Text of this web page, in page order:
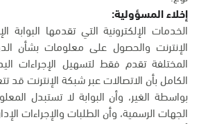
إخلاء المسؤولية:
الخدمات الإلكترونية التي تقدمها البوابة
الإنترنت والحصول على معلومات بشأن
المختلفة تقدم فقط لتسهيل الإجراءات
الكامل بأن الاتصالات عبر شبكة الإنترنت قد
بواسطة الغير، وأن البوابة لا تستبدل
الجهات الرسمية، وأن الطلبات والإجراءات